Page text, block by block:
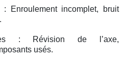
: Enroulement incomplet, bruit
: Révision de l’axe,
usés.